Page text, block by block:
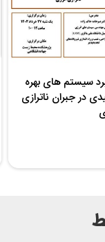
سیستم های بهره
در جبران ناترازی